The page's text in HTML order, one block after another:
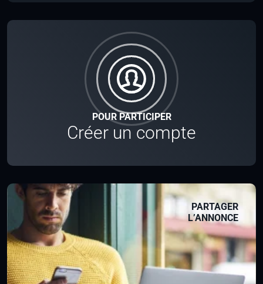
POUR PARTICIPER
Créer un compte
PARTAGER
L’ANNONCE